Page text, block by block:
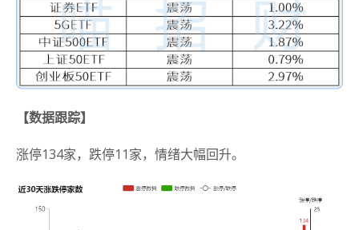
【数据跟踪】
涨停134家，跌停11家，情绪大幅回升。